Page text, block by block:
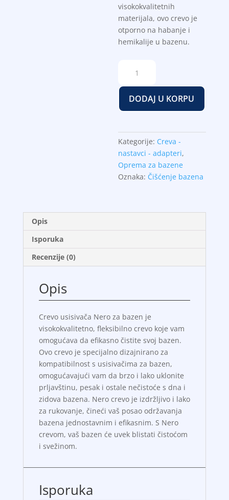
visokokvalitetnih
materijala, ovo crevo je
otporno na habanje i
hemikalije u bazenu.
usisivača
Nero
30m
količina
DODAJ U KORPU
Kategorije: Creva -
nastavci - adapteri,
Oprema za bazene
Oznaka: Čišćenje bazena
Opis
Isporuka
Recenzije (0)
Opis
Crevo usisivača Nero za bazen je
visokokvalitetno, fleksibilno crevo koje vam
omogućava da efikasno čistite svoj bazen.
Ovo crevo je specijalno dizajnirano za
kompatibilnost s usisivačima za bazen,
omogućavajući vam da brzo i lako uklonite
prljavštinu, pesak i ostale nečistoće s dna i
zidova bazena. Nero crevo je izdržljivo i lako
za rukovanje, čineći vaš posao održavanja
bazena jednostavnim i efikasnim. S Nero
crevom, vaš bazen će uvek blistati čistoćom
i svežinom.
Isporuka